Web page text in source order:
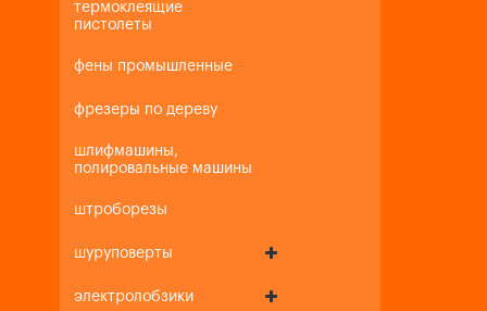
термоклеящие
пистолеты
фены промышленные
фрезеры по дереву
шлифмашины,
полировальные машины
штроборезы
шуруповерты
электролобзики